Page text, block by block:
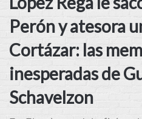
Perón y atesora
Cortázar: las
inesperadas de
Schavelzon